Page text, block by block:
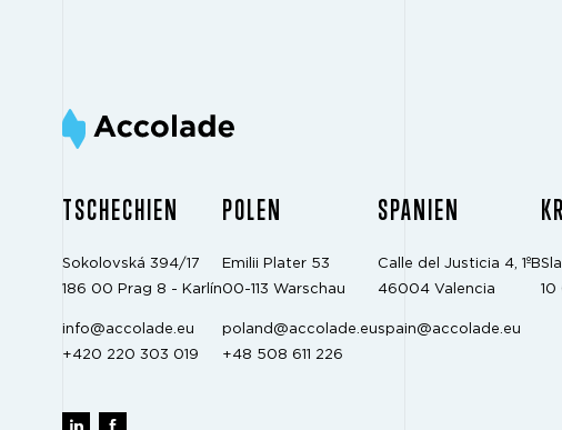
TSCHECHIEN
Sokolovská 394/17
186 00 Prag 8 - Karlín
info@accolade.eu
+420 220 303 019
POLEN
Emilii Plater 53
00-113 Warschau
poland@accolade.eu
+48 508 611 226
SPANIEN
Calle del Justicia 4, 1ºB
46004 Valencia
spain@accolade.eu
10